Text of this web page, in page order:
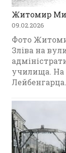
Житомир
09.02.2026
Фото
Зліва на
училища. На
Лейбенгарца.